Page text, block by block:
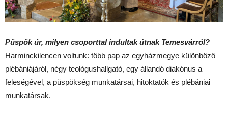
Püspök úr, milyen csoporttal indultak útnak Temesvárról?
Harminckilencen voltunk: több pap az egyházmegye különböző
plébániájáról, négy teológushallgató, egy állandó diakónus a
feleségével, a püspökség munkatársai, hitoktatók és plébániai
munkatársak.